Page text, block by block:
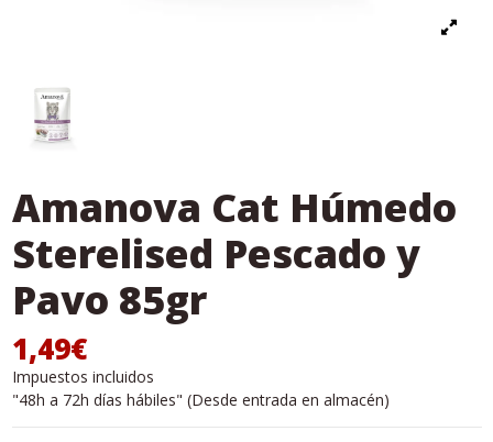
Amanova Cat Húmedo
Sterelised Pescado y
Pavo 85gr
1,49€
Impuestos incluidos
"48h a 72h días hábiles" (Desde entrada en almacén)